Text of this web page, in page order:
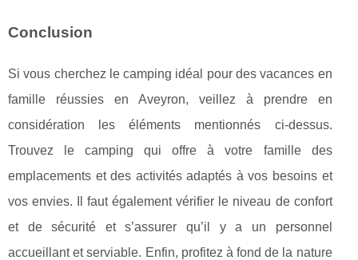
Conclusion
Si vous cherchez le camping idéal pour des vacances en
famille réussies en Aveyron, veillez à prendre en
considération les éléments mentionnés ci-dessus.
Trouvez le camping qui offre à votre famille des
emplacements et des activités adaptés à vos besoins et
vos envies. Il faut également vérifier le niveau de confort
et de sécurité et s’assurer qu’il y a un personnel
accueillant et serviable. Enfin, profitez à fond de la nature